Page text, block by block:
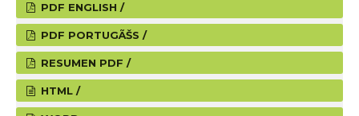
PDF ENGLISH /
PDF PORTUGÃŠS /
RESUMEN PDF /
HTML /